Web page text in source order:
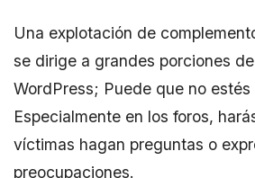
Una explotación de
se dirige a grandes porciones
WordPress; Puede que no estés
Especialmente en los foros,
víctimas hagan preguntas o
preocupaciones.